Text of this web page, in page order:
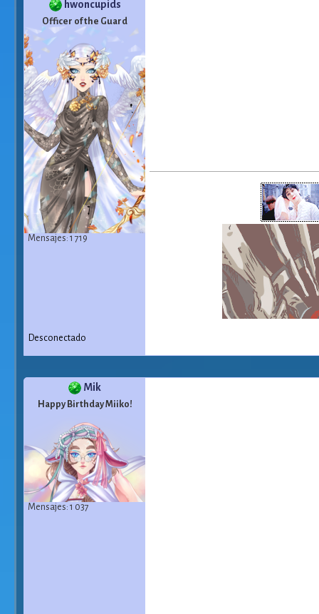
hwoncupids
Officer of the Guard
Mensajes: 1 719
Desconectado
Mik
Happy Birthday Miiko!
Mensajes: 1 037